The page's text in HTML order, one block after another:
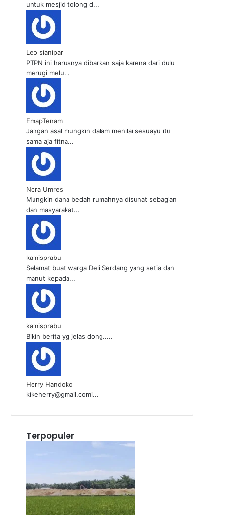
untuk mesjid tolong d...
Leo sianipar
PTPN ini harusnya dibarkan saja karena dari dulu
merugi melu...
EmapTenam
Jangan asal mungkin dalam menilai sesuayu itu
sama aja fitna...
Nora Umres
Mungkin dana bedah rumahnya disunat sebagian
dan masyarakat...
kamisprabu
Selamat buat warga Deli Serdang yang setia dan
manut kepada...
kamisprabu
Bikin berita yg jelas dong.....
Herry Handoko
kikeherry@gmail.comi...
Terpopuler